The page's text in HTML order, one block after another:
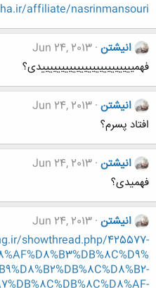
affiliate/nasrinmansouri
انیشتن Jun 24, 2013
فهمییییییییییییییییییییییییدی؟
انیشتن Jun 24, 2013
افتاد پسرم؟
انیشتن Jun 24, 2013
فهمیدی؟
انیشتن Jun 24, 2013
showthread.php/425577-